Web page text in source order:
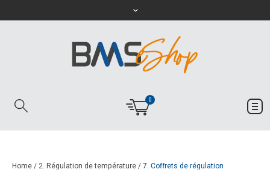
0
Home/2. Régulation de température/7. Coffrets de régulation